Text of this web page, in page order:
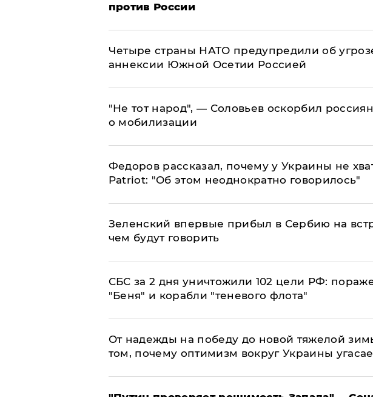
против России
Четыре страны НАТО предупредили об
аннексии Южной Осетии Россией
​"Не тот народ", — Соловьев оскорбил
о мобилизации
Федоров рассказал, почему у Украины не
Patriot: "Об этом неоднократно говорилось"
Зеленский впервые прибыл в Сербию на
чем будут говорить
СБС за 2 дня уничтожили 102 цели РФ:
"Беня" и корабли "теневого флота"
От надежды на победу до новой тяжелой
том, почему оптимизм вокруг Украины